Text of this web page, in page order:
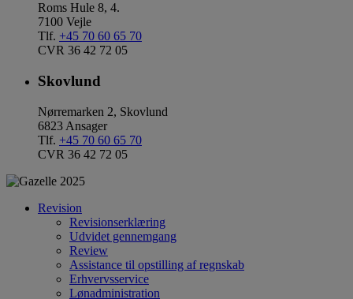
Roms Hule 8, 4.
7100 Vejle
Tlf. +45 70 60 65 70
CVR 36 42 72 05
Skovlund
Nørremarken 2, Skovlund
6823 Ansager
Tlf. +45 70 60 65 70
CVR 36 42 72 05
Revision
Revisionserklæring
Udvidet gennemgang
Review
Assistance til opstilling af regnskab
Erhvervsservice
Lønadministration